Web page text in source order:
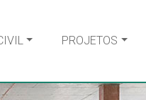
PROJETOS